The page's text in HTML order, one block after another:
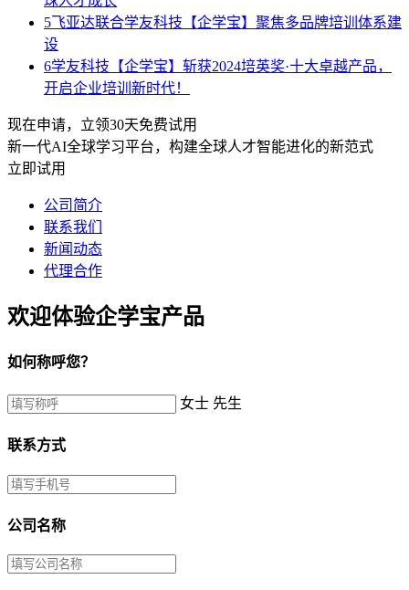
5飞亚达联合学友科技【企学宝】聚焦多品牌培训体系建
设
6学友科技【企学宝】斩获2024培英奖·十大卓越产品，
开启企业培训新时代！
现在申请，立领30天免费试用
新一代AI全球学习平台，构建全球人才智能进化的新范式
立即试用
公司简介
联系我们
新闻动态
代理合作
欢迎体验企学宝产品
如何称呼您？
女士 先生
联系方式
公司名称